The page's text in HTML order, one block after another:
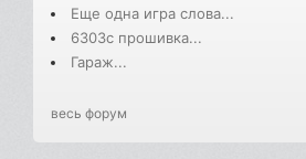
Еще одна игра слова...
6303с прошивка...
Гараж...
весь форум